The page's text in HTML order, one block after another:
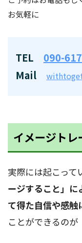
お気軽に
TEL 090-
Mail
イメージト
実際には起こって
ージすること」に
て得た自信や感触
ことができるのが